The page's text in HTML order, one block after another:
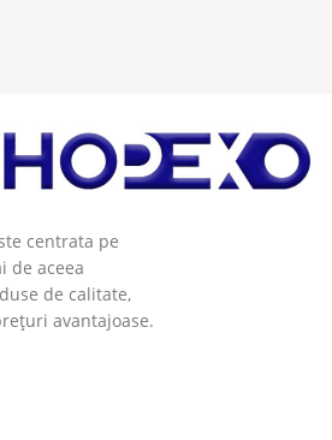
centrata pe
de aceea
de calitate,
avantajoase.